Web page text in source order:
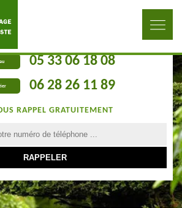
05 33 06 18 08
06 28 26 11 89
RAPPEL GRATUITEMENT